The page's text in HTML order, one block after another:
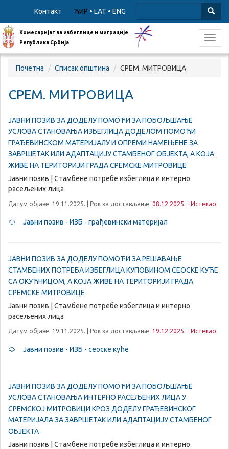
Контакт ЋИР • LAT • ENG
Комесаријат за избеглице и миграције
Република Србија
Почетна Списак општина СРЕМ. МИТРОВИЦА
СРЕМ. МИТРОВИЦА
ЈАВНИ ПОЗИВ ЗА ДОДЕЛУ ПОМОЋИ ЗА ПОБОЉШАЊЕ
УСЛОВА СТАНОВАЊА ИЗБЕГЛИЦА ДОДЕЛОМ ПОМОЋИ
ГРАЂЕВИНСКОМ МАТЕРИЈАЛУ И ОПРЕМИ НАМЕЊЕНЕ ЗА
ЗАВРШЕТАК ИЛИ АДАПТАЦИЈУ СТАМБЕНОГ ОБЈЕКТА, А КОЈА
ЖИВЕ НА ТЕРИТОРИЈИ ГРАДА СРЕМСКЕ МИТРОВИЦЕ
Јавни позив | Стамбене потребе избеглица и интерно
расељених лица
Датум објаве: 19.11.2025. | Рок за достављање: 08.12.2025. - Истекао
Јавни позив - ИЗБ - грађевински материјал
ЈАВНИ ПОЗИВ ЗА ДОДЕЛУ ПОМОЋИ ЗА РЕШАВАЊЕ
СТАМБЕНИХ ПОТРЕБА ИЗБЕГЛИЦА КУПОВИНОМ СЕОСКЕ КУЋЕ
СА ОКУЋНИЦОМ, А КОЈА ЖИВЕ НА ТЕРИТОРИЈИ ГРАДА
СРЕМСКЕ МИТРОВИЦЕ
Јавни позив | Стамбене потребе избеглица и интерно
расељених лица
Датум објаве: 19.11.2025. | Рок за достављање: 19.12.2025. - Истекао
Јавни позив - ИЗБ - сеоске куће
ЈАВНИ ПОЗИВ ЗА ДОДЕЛУ ПОМОЋИ ЗА ПОБОЉШАЊЕ
УСЛОВА СТАНОВАЊА ИНТЕРНО РАСЕЉЕНИХ ЛИЦА У
СРЕМСКОЈ МИТРОВИЦИ КРОЗ ДОДЕЛУ ГРАЂЕВИНСКОГ
МАТЕРИЈАЛА ЗА ЗАВРШЕТАК ИЛИ АДАПТАЦИЈУ СТАМБЕНОГ
ОБЈЕКТА
Јавни позив | Стамбене потребе избеглица и интерно